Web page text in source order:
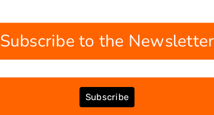
Subscribe to the Newsletter
Subscribe